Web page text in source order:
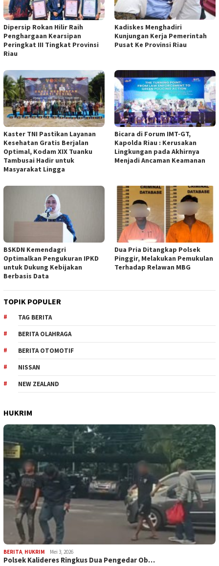
Dipersip Rokan Hilir Raih
Penghargaan Kearsipan
Peringkat III Tingkat Provinsi
Riau
Kadiskes Menghadiri
Kunjungan Kerja Pemerintah
Pusat Ke Provinsi Riau
Kaster TNI Pastikan Layanan
Kesehatan Gratis Berjalan
Optimal, Kodam XIX Tuanku
Tambusai Hadir untuk
Masyarakat Lingga
Bicara di Forum IMT-GT,
Kapolda Riau : Kerusakan
Lingkungan pada Akhirnya
Menjadi Ancaman Keamanan
BSKDN Kemendagri
Optimalkan Pengukuran IPKD
untuk Dukung Kebijakan
Berbasis Data
Dua Pria Ditangkap Polsek
Pinggir, Melakukan Pemukulan
Terhadap Relawan MBG
TOPIK POPULER
TAG BERITA
BERITA OLAHRAGA
BERITA OTOMOTIF
NISSAN
NEW ZEALAND
HUKRIM
BERITA, HUKRIM Mei 3, 2026
Polsek Kalideres Ringkus Dua Pengedar Ob…